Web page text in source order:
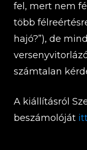
fel, mert nem
több
hajó?”), de
számtalan
A kiállításról
beszámolóját